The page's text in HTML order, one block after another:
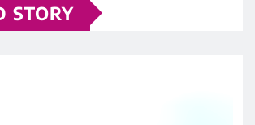
STORY